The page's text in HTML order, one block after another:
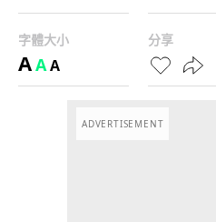
字體大小
AAA
分享
ADVERTISEMENT